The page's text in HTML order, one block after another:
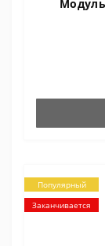
Популярный
Заканчивается